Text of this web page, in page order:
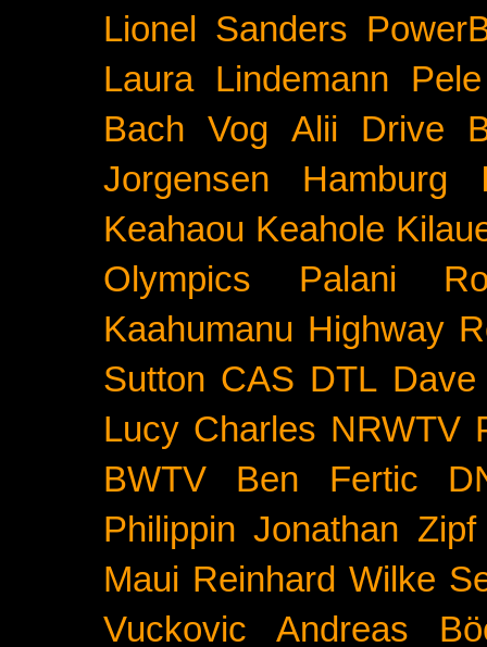
Lionel Sanders
Laura Lindemann
Pele
Bach Vog Alii Drive
Jorgensen
Hamburg
Keahaou Keahole
Olympics
Palani
Kaahumanu Highway
Sutton CAS DTL
Lucy Charles NRWTV
BWTV
Ben Fertic
Philippin Jonathan Zipf
Maui Reinhard Wilke
Vuckovic
Andreas